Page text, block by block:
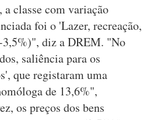
classe com variação
foi o 'Lazer, recreação,
diz a DREM. "No
saliência para os
que registaram uma
de 13,6%",
os preços dos bens